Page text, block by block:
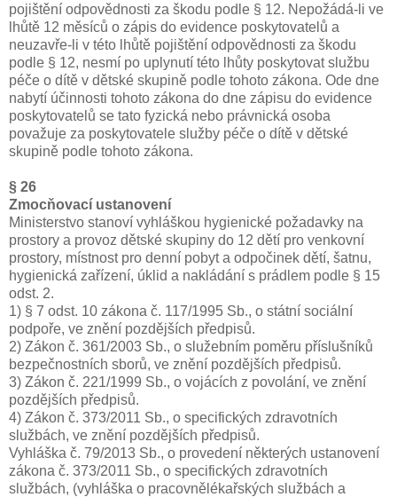
pojištění odpovědnosti za škodu podle § 12. Nepožádá-li ve
lhůtě 12 měsíců o zápis do evidence poskytovatelů a
neuzavře-li v této lhůtě pojištění odpovědnosti za škodu
podle § 12, nesmí po uplynutí této lhůty poskytovat službu
péče o dítě v dětské skupině podle tohoto zákona. Ode dne
nabytí účinnosti tohoto zákona do dne zápisu do evidence
poskytovatelů se tato fyzická nebo právnická osoba
považuje za poskytovatele služby péče o dítě v dětské
skupině podle tohoto zákona.
§ 26
Zmocňovací ustanovení
Ministerstvo stanoví vyhláškou hygienické požadavky na
prostory a provoz dětské skupiny do 12 dětí pro venkovní
prostory, místnost pro denní pobyt a odpočinek dětí, šatnu,
hygienická zařízení, úklid a nakládání s prádlem podle § 15
odst. 2.
1) § 7 odst. 10 zákona č. 117/1995 Sb., o státní sociální
podpoře, ve znění pozdějších předpisů.
2) Zákon č. 361/2003 Sb., o služebním poměru příslušníků
bezpečnostních sborů, ve znění pozdějších předpisů.
3) Zákon č. 221/1999 Sb., o vojácích z povolání, ve znění
pozdějších předpisů.
4) Zákon č. 373/2011 Sb., o specifických zdravotních
službách, ve znění pozdějších předpisů.
Vyhláška č. 79/2013 Sb., o provedení některých ustanovení
zákona č. 373/2011 Sb., o specifických zdravotních
službách, (vyhláška o pracovnělékařských službách a